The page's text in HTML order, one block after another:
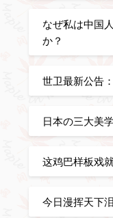
なぜ私は中国
か？
世卫最新公告
日本の三大美
这鸡巴样板戏
今日漫挥天下